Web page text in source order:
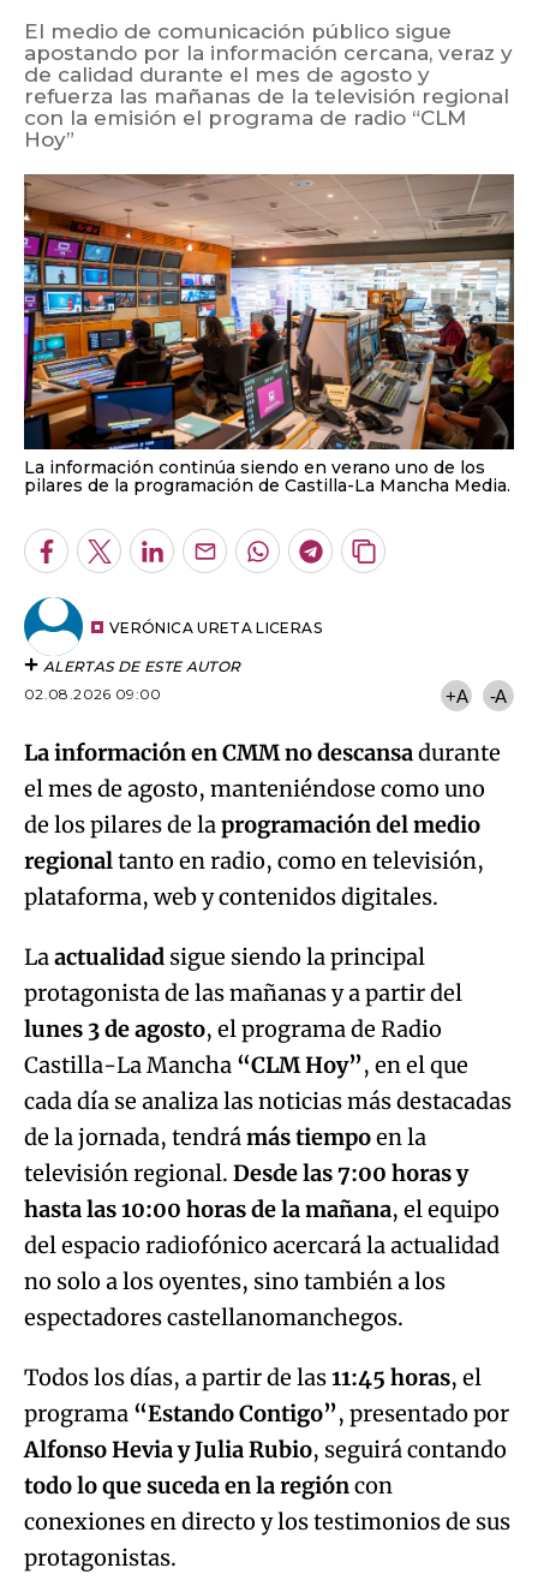
El medio de comunicación público sigue
apostando por la información cercana, veraz y
de calidad durante el mes de agosto y
refuerza las mañanas de la televisión regional
con la emisión el programa de radio “CLM
Hoy”
La información continúa siendo en verano uno de los
pilares de la programación de Castilla-La Mancha Media.
Facebook
TwitterLinkedInEnviarWhatsapp
Telegram
Copiar
VERÓNICA URETA LICERAS
ALERTAS DE ESTE AUTOR
02.08.2026 09:00
+A -A
La información en CMM no descansadurante
el mes de agosto, manteniéndose como uno
de los pilares de laprogramación del medio
regionaltanto en radio, como en televisión,
plataforma, web y contenidos digitales.
Laactualidad sigue siendo la principal
protagonista de las mañanas y a partir del
lunes 3 de agosto, el programa de Radio
Castilla-La Mancha “CLM Hoy”, en el que
cada día se analiza las noticias más destacadas
de la jornada, tendrámás tiempoen la
televisión regional. Desde las 7:00 horas y
hasta las 10:00 horas de la mañana, el equipo
del espacio radiofónico acercará la actualidad
no solo a los oyentes, sino también a los
espectadores castellanomanchegos.
Todos los días, a partir de las11:45 horas, el
programa “Estando Contigo”, presentado por
Alfonso Hevia y Julia Rubio, seguirá contando
todo lo que suceda en la regióncon
conexiones en directo y los testimonios de sus
protagonistas.